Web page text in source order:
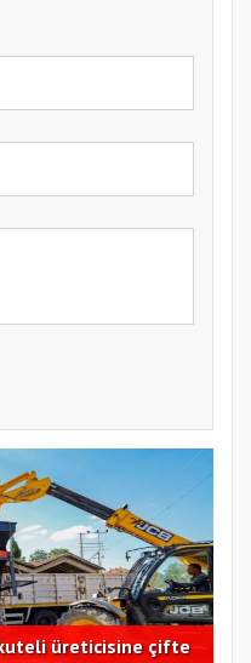
üreticisine çifte